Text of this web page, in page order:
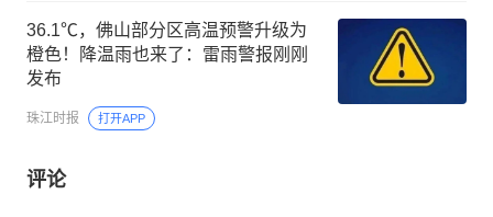
36.1℃，佛山部分区高温预警升级为
橙色！降温雨也来了：雷雨警报刚刚
发布
珠江时报 打开APP
评论